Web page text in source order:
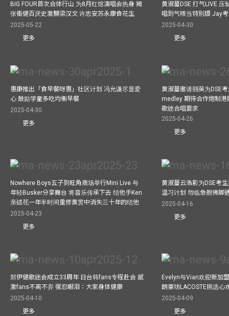
BIG FOUR首次合体行山 为8月红馆演唱会热身 揭
张衞健百厌史激嬲梁汉文 许志安苏永康食花生
2025-05-22
更多
黄淑蔓DSE 打气LIVE 压
唱到气咳当特別版 Jay
2025-04-30
更多
惠康推出「食早餐呀惠」社区计划 冯允谦尽显爱
心 鼓励学童多吃均衡早餐
2025-04-30
更多
黄淑蔓邀请丽英为DSE
medley 期待合作炮制
歌迷合唱要求
2025-04-26
更多
Nowhere Boys五子到旺角商场举行Mini Live 与
年轻Busker分享舞台 将音乐传承下去 结他手Ken
亲述花一年半时间重修黄贯中消失三十年的结他
2025-04-23
更多
黄淑蔓云浩影为DSE考
温习计划 勿临急抱佛脚
2025-04-16
更多
郑伊健歌迷会成立33周年 日台韩fans专程赴会 感
激fans不离不弃 强忍眼泪：大家身体健康
2025-04-10
更多
Evelyn与Vian欢迎新加
朗豪坊LACOSTE挑选心
2025-04-09
更多